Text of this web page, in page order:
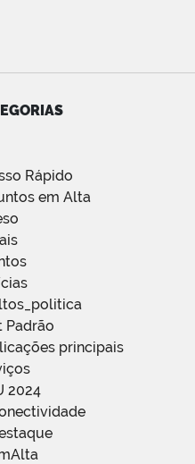
Rápido
em Alta
Padrão
principais
2024